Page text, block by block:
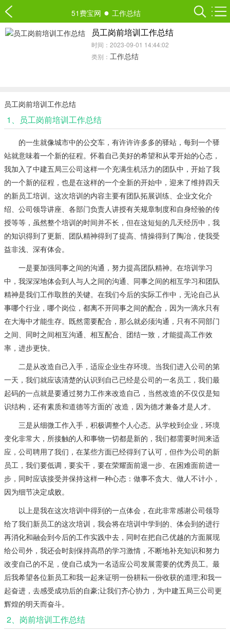
51费宝网 ● 工作总结
员工岗前培训工作总结
时间：2023-09-01 14:44:02
类别： 工作总结
员工岗前培训工作总结
1、员工岗前培训工作总结
的一生就像城市中的公交车，有许许许多多的驿站，每到一个驿
站就意味着一个新的征程。怀着自己美好的希望和从零开始的心态，
我加入了中建五局三公司这样一个充满生机活力的团队中，开始了我
的一个新的征程，也是在这样的一个全新的开始中，迎来了维持四天
的新员工培训。这次培训的内容主要有团队拓展训练、企业文化介
绍、公司领导讲座、各部门负责人讲授有关规章制度和自身经验的传
授等等，虽然整个培训的时间并不长，但在这短短的几天经历中，我
的知识得到了更新、团队精神得到了提高、情操得到了陶冶，使我受
益非浅、深有体会。
一是要加强同事之间的沟通，努力提高团队精神。在培训学习
中，我深深地体会到人与人之间的沟通、同事之间的相互学习和团队
精神是我们工作取胜的关键。在我们今后的实际工作中，无论自己从
事哪个行业，哪个岗位，都离不开同事之间的配合，因为一滴水只有
在大海中才能生存。既然需要配合，那么就必须沟通，只有不同部门
之间、同时之间相互沟通、相互配合、团结一致，才能提高工作效
率，进步更快。
二是从改造自己入手，适应企业生存环境。当我们进入公司的第
一天，我们就应该清楚的认识到自己已经是公司的一名员工，我们最
起码的一点就是要通过努力工作来改造自己，当然改造的不仅仅是知
识结构，还有素质和道德等方面的`改造，因为德才兼备才是人才。
三是从细微工作入手，积极调整个人心态。从学校到企业，环境
变化非常大，所接触的人和事物一切都是新的，我们都需要时间来适
应，公司聘用了我们，在某些方面已经得到了认可，但作为公司的新
员工，我们要低调，要实干，要在荣耀面前退一步、在困难面前进一
步，同时应该接受并保持这样一种心态：做事不贪大、做人不计小，
因为细节决定成败。
以上是我在这次培训中得到的一点体会，在此非常感谢公司领导
给了我们新员工的这次培训，我会将在培训中学到的、体会到的进行
再消化和融会到今后的工作实践中去，同时在把自己优越的方面展现
给公司外，我还会时刻保持高昂的学习激情，不断地补充知识和努力
改变自己的不足，使自己成为一名适应公司发展需要的优秀员工。最
后我希望各位新员工和我一起来证明一份耕耘一份收获的道理;和我一
起奋进，去感受成功后的自豪;让我们齐心协力，为中建五局三公司更
辉煌的明天而奋斗。
2、岗前培训工作总结